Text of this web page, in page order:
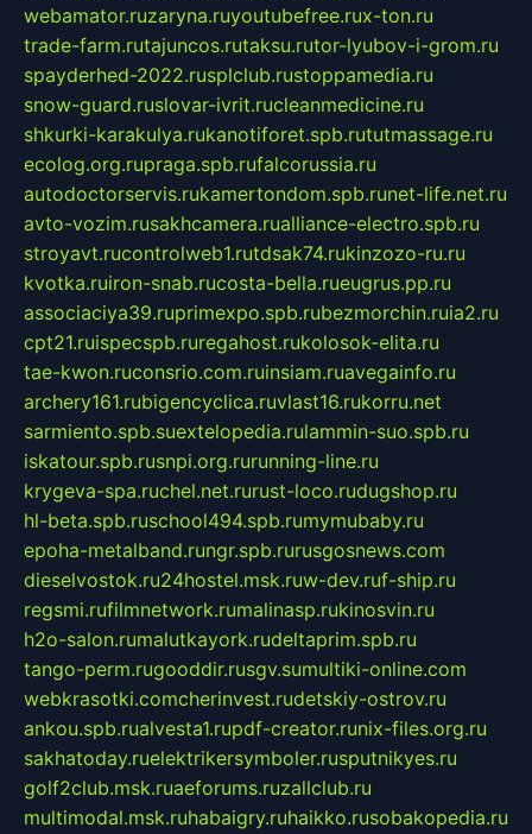
webamator.ruzaryna.ruyoutubefree.rux-ton.ru
trade-farm.rutajuncos.rutaksu.rutor-lyubov-i-grom.ru
spayderhed-2022.rusplclub.rustoppamedia.ru
snow-guard.ruslovar-ivrit.rucleanmedicine.ru
shkurki-karakulya.rukanotiforet.spb.rututmassage.ru
ecolog.org.rupraga.spb.rufalcorussia.ru
autodoctorservis.rukamertondom.spb.runet-life.net.ru
avto-vozim.rusakhcamera.rualliance-electro.spb.ru
stroyavt.rucontrolweb1.rutdsak74.rukinzozo-ru.ru
kvotka.ruiron-snab.rucosta-bella.rueugrus.pp.ru
associaciya39.ruprimexpo.spb.rubezmorchin.ruia2.ru
cpt21.ruispecspb.ruregahost.rukolosok-elita.ru
tae-kwon.ruconsrio.com.ruinsiam.ruavegainfo.ru
archery161.rubigencyclica.ruvlast16.rukorru.net
sarmiento.spb.suextelopedia.rulammin-suo.spb.ru
iskatour.spb.rusnpi.org.rurunning-line.ru
krygeva-spa.ruchel.net.rurust-loco.rudugshop.ru
hl-beta.spb.ruschool494.spb.rumymubaby.ru
epoha-metalband.rungr.spb.rurusgosnews.com
dieselvostok.ru24hostel.msk.ruw-dev.ruf-ship.ru
regsmi.rufilmnetwork.rumalinasp.rukinosvin.ru
h2o-salon.rumalutkayork.rudeltaprim.spb.ru
tango-perm.rugooddir.rusgv.sumultiki-online.com
webkrasotki.comcherinvest.rudetskiy-ostrov.ru
ankou.spb.rualvesta1.rupdf-creator.runix-files.org.ru
sakhatoday.ruelektrikersymboler.rusputnikyes.ru
golf2club.msk.ruaeforums.ruzallclub.ru
multimodal.msk.ruhabaigry.ruhaikko.rusobakopedia.ru